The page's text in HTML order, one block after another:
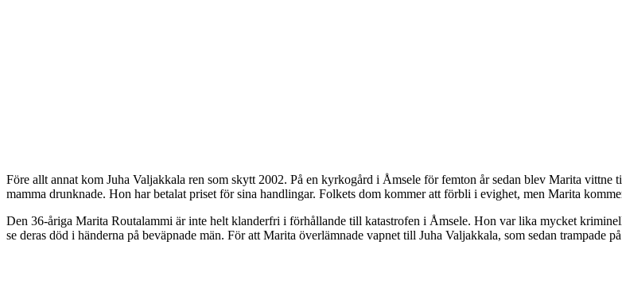
Före allt annat kom Juha Valjakkala ren som skytt 2002. På en kyrkogård i Åmsele för femton år sedan blev Marita
mamma drunknade. Hon har betalat priset för sina handlingar. Folkets dom kommer att förbli i evighet, men Marita
Den 36-åriga Marita Routalammi är inte helt klanderfri i förhållande till katastrofen i Åmsele. Hon var lika mycket
se deras död i händerna på beväpnade män. För att Marita överlämnade vapnet till Juha Valjakkala, som sedan